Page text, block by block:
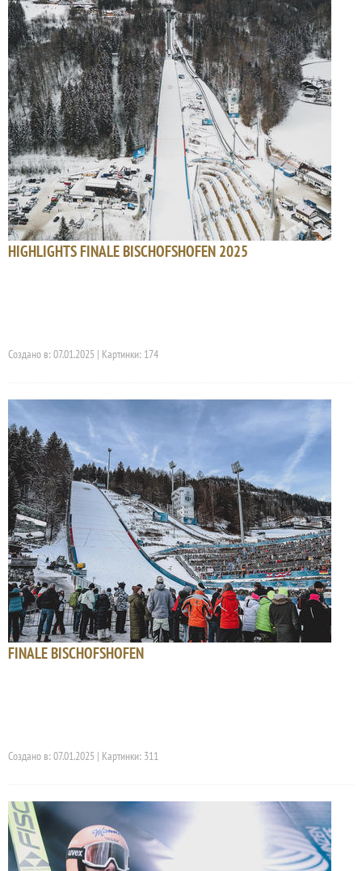
HIGHLIGHTS FINALE BISCHOFSHOFEN 2025
Создано в: 07.01.2025 | Картинки: 174
FINALE BISCHOFSHOFEN
Создано в: 07.01.2025 | Картинки: 311